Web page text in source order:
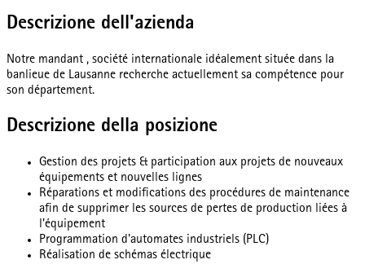
Descrizione dell'azienda
Notre mandant , société internationale idéalement située dans la
banlieue de Lausanne recherche actuellement sa compétence pour
son département.
Descrizione della posizione
Gestion des projets & participation aux projets de nouveaux
équipements et nouvelles lignes
Réparations et modifications des procédures de maintenance
afin de supprimer les sources de pertes de production liées à
l'équipement
Programmation d'automates industriels (PLC)
Réalisation de schémas électrique